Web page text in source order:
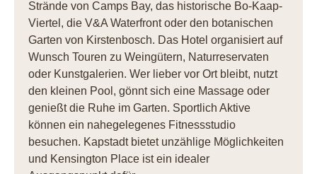
Strände von Camps Bay, das historische Bo-Kaap-
Viertel, die V&A Waterfront oder den botanischen
Garten von Kirstenbosch. Das Hotel organisiert auf
Wunsch Touren zu Weingütern, Naturreservaten
oder Kunstgalerien. Wer lieber vor Ort bleibt, nutzt
den kleinen Pool, gönnt sich eine Massage oder
genießt die Ruhe im Garten. Sportlich Aktive
können ein nahegelegenes Fitnessstudio
besuchen. Kapstadt bietet unzählige Möglichkeiten
und Kensington Place ist ein idealer